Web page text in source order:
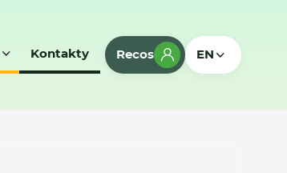
Kontakty Recos EN